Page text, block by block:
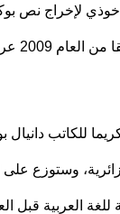
لإخراج نص بوكمان
الاختيار يعود لإخراجه
دانيال
وستوزع على
العربية قبل